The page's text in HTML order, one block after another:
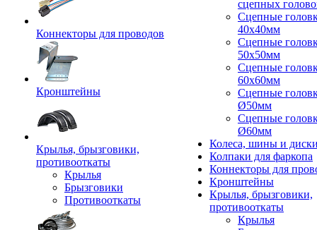
Коннекторы для проводов
Кронштейны
Крылья, брызговики,
противооткаты
Крылья
Брызговики
Противооткаты
сцепных
Сцепные
40x40мм
Сцепные
50x50мм
Сцепные
60x60мм
Сцепные
Ø50мм
Сцепные
Ø60мм
Колеса, шины и
Колпаки для фаркопа
Коннекторы для
Кронштейны
Крылья, брызговики,
противооткаты
Крылья